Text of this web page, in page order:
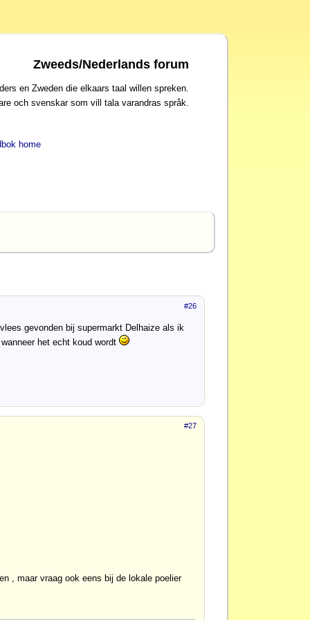
Zweeds/Nederlands forum
en Zweden die elkaars taal willen spreken.
och svenskar som vill tala varandras språk.
home
#26
gevonden bij supermarkt Delhaize als ik
het echt koud wordt
#27
, maar vraag ook eens bij de lokale poelier